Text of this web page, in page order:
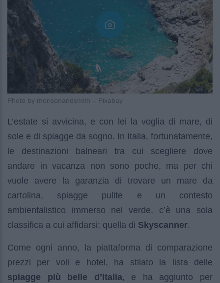
Photo by morisonandsmith – Pixabay
L’estate si avvicina, e con lei la voglia di mare, di
sole e di spiagge da sogno. In Italia, fortunatamente,
le destinazioni balneari tra cui scegliere dove
andare in vacanza non sono poche, ma per chi
vuole avere la garanzia di trovare un mare da
cartolina, spiagge pulite e un contesto
ambientalistico immerso nel verde, c’è una sola
classifica a cui affidarsi: quella di Skyscanner.
Come ogni anno, la piattaforma di comparazione
prezzi per voli e hotel, ha stilato la lista delle
spiagge più belle d’Italia, e ha aggiunto per